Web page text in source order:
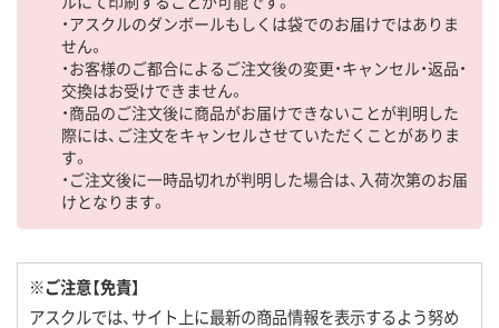
・アスクルのダンボールもしくは袋でのお届けではありま
せん。
・お客様のご都合によるご注文後の変更・キャンセル・返品・
交換はお受けできません。
・商品のご注文後に商品がお届けできないことが判明した
際には、ご注文をキャンセルさせていただくことがありま
す。
・ご注文後に一時品切れが判明した場合は、入荷次第のお届
けとなります。
※ご注意【免責】
アスクルでは、サイト上に最新の商品情報を表示するよう努め